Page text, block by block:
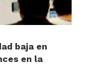
baja en
en la